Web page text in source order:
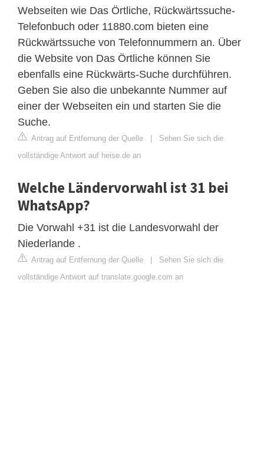
Webseiten wie Das Örtliche, Rückwärtssuche-
Telefonbuch oder 11880.com bieten eine
Rückwärtssuche von Telefonnummern an. Über
die Website von Das Örtliche können Sie
ebenfalls eine Rückwärts-Suche durchführen.
Geben Sie also die unbekannte Nummer auf
einer der Webseiten ein und starten Sie die
Suche.
Antrag auf Entfernung der Quelle | Sehen Sie sich die
vollständige Antwort auf heise.de an
Welche Ländervorwahl ist 31 bei
WhatsApp?
Die Vorwahl +31 ist die Landesvorwahl der
Niederlande .
Antrag auf Entfernung der Quelle | Sehen Sie sich die
vollständige Antwort auf translate.google.com an